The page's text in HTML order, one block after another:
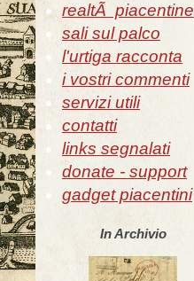
realtÃ piacentine
sali sul palco
l'urtiga racconta
i vostri commenti
servizi utili
contatti
links segnalati
donate - support
gadget piacentini
In Archivio